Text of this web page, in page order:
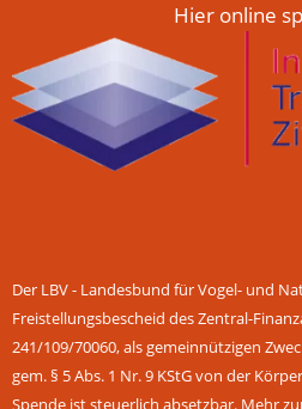
Hier online
Der LBV - Landesbund für Vogel- und
Freistellungsbescheid des Zentral-
241/109/70060, als gemeinnützigen
gem. § 5 Abs. 1 Nr. 9 KStG von der
Spende ist steuerlich absetzbar. Mehr